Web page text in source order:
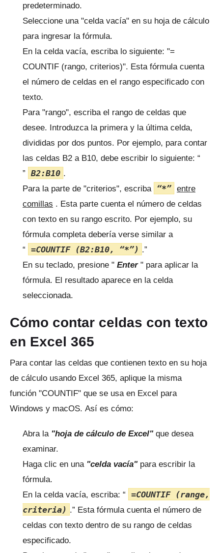
predeterminado.
Seleccione una "celda vacía" en su hoja de cálculo
para ingresar la fórmula.
En la celda vacía, escriba lo siguiente: "=
COUNTIF (rango, criterios)". Esta fórmula cuenta
el número de celdas en el rango especificado con
texto.
Para "rango", escriba el rango de celdas que
desee. Introduzca la primera y la última celda,
divididas por dos puntos. Por ejemplo, para contar
las celdas B2 a B10, debe escribir lo siguiente: “
”
B2:B10 .
Para la parte de "criterios", escriba “*” entre
comillas . Esta parte cuenta el número de celdas
con texto en su rango escrito. Por ejemplo, su
fórmula completa debería verse similar a
“
=COUNTIF (B2:B10, “*”) .”
En su teclado, presione " Enter" para aplicar la
fórmula. El resultado aparece en la celda
seleccionada.
Cómo contar celdas con texto
en Excel 365
Para contar las celdas que contienen texto en su hoja
de cálculo usando Excel 365, aplique la misma
función "COUNTIF" que se usa en Excel para
Windows y macOS. Así es cómo:
Abra la "hoja de cálculo de Excel" que desea
examinar.
Haga clic en una "celda vacía" para escribir la
fórmula.
En la celda vacía, escriba: “
=COUNTIF (range,
criteria) .” Esta fórmula cuenta el número de
celdas con texto dentro de su rango de celdas
especificado.